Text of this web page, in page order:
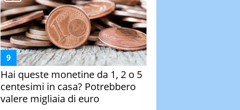
Hai queste monetine da 1, 2 o 5
centesimi in casa? Potrebbero
valere migliaia di euro